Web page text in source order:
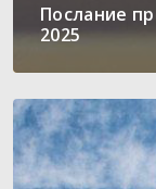
Послание
2025